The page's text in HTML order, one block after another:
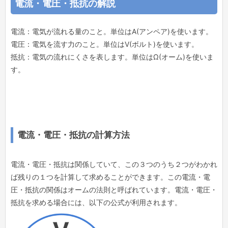
電流・電圧・抵抗の解説
電流：電気が流れる量のこと。単位はA(アンペア)を使います。
電圧：電気を流す力のこと。単位はV(ボルト)を使います。
抵抗：電気の流れにくさを表します。単位はΩ(オーム)を使いま
す。
電流・電圧・抵抗の計算方法
電流・電圧・抵抗は関係していて、この３つのうち２つがわかれ
ば残りの１つを計算して求めることができます。この電流・電
圧・抵抗の関係はオームの法則と呼ばれています。電流・電圧・
抵抗を求める場合には、以下の公式が利用されます。